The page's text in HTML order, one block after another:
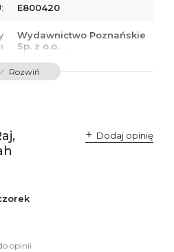
E800420
Wydawnictwo Poznańskie
Sp. z o.o.
61-701 Poznań
Polska
Rozwiń
Dodaj opinię
opinii